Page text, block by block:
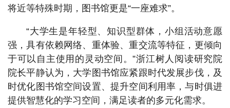
将近等特殊时期，图书馆更是“一座难求”。
“大学生是年轻型、知识型群体，小组活动意愿
强，具有依赖网络、重体验、重交流等特征，更倾向
于可以自主使用的灵动空间。”浙江树人阅读研究院
院长平静认为，大学图书馆应紧跟时代发展步伐，及
时优化图书馆空间设置、提升空间利用率，与时俱进
提供智慧化的学习空间，满足读者的多元化需求。